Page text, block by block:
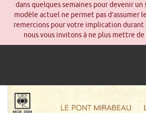
dans quelques semaines pour devenir un
modèle actuel ne permet pas d’assumer
remercions pour votre implication durant
nous vous invitons à ne plus mettre de